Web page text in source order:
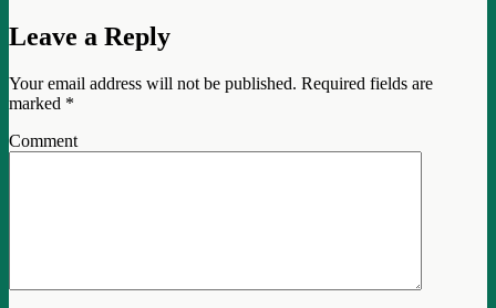
Leave a Reply
Your email address will not be published. Required fields are
marked *
Comment